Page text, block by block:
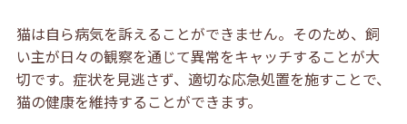
猫は自ら病気を訴えることができません。そのため、飼
い主が日々の観察を通じて異常をキャッチすることが大
切です。症状を見逃さず、適切な応急処置を施すことで、
猫の健康を維持することができます。